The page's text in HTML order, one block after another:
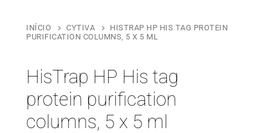
INÍCIO CYTIVA
HISTRAP HP HIS TAG PROTEIN
PURIFICATION COLUMNS, 5 X 5 ML
HisTrap HP His tag
protein purification
columns, 5 x 5 ml